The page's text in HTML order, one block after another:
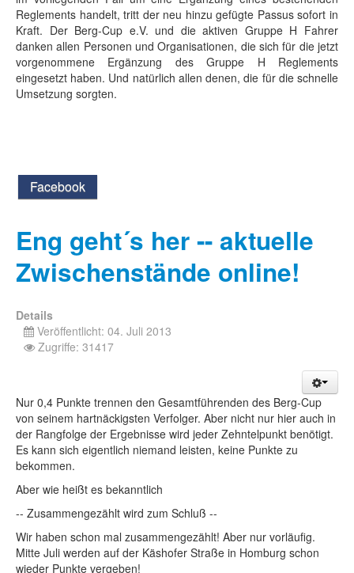
Reglements handelt, tritt der neu hinzu gefügte Passus sofort in
Kraft. Der Berg-Cup e.V. und die aktiven Gruppe H Fahrer
danken allen Personen und Organisationen, die sich für die jetzt
vorgenommene Ergänzung des Gruppe H Reglements
eingesetzt haben. Und natürlich allen denen, die für die schnelle
Umsetzung sorgten.
Facebook
Eng geht´s her -- aktuelle
Zwischenstände online!
Details
Veröffentlicht: 04. Juli 2013
Zugriffe: 31417
Nur 0,4 Punkte trennen den Gesamtführenden des Berg-Cup
von seinem hartnäckigsten Verfolger. Aber nicht nur hier auch in
der Rangfolge der Ergebnisse wird jeder Zehntelpunkt benötigt.
Es kann sich eigentlich niemand leisten, keine Punkte zu
bekommen.
Aber wie heißt es bekanntlich
-- Zusammengezählt wird zum Schluß --
Wir haben schon mal zusammengezählt! Aber nur vorläufig.
Mitte Juli werden auf der Käshofer Straße in Homburg schon
wieder Punkte vergeben!